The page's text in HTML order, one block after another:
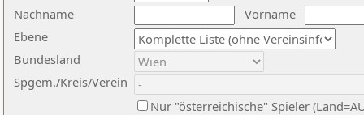
Nachname
Vorname
Ebene
Bundesland
Spgem./Kreis/Verein
Nur "österreichische" Spieler